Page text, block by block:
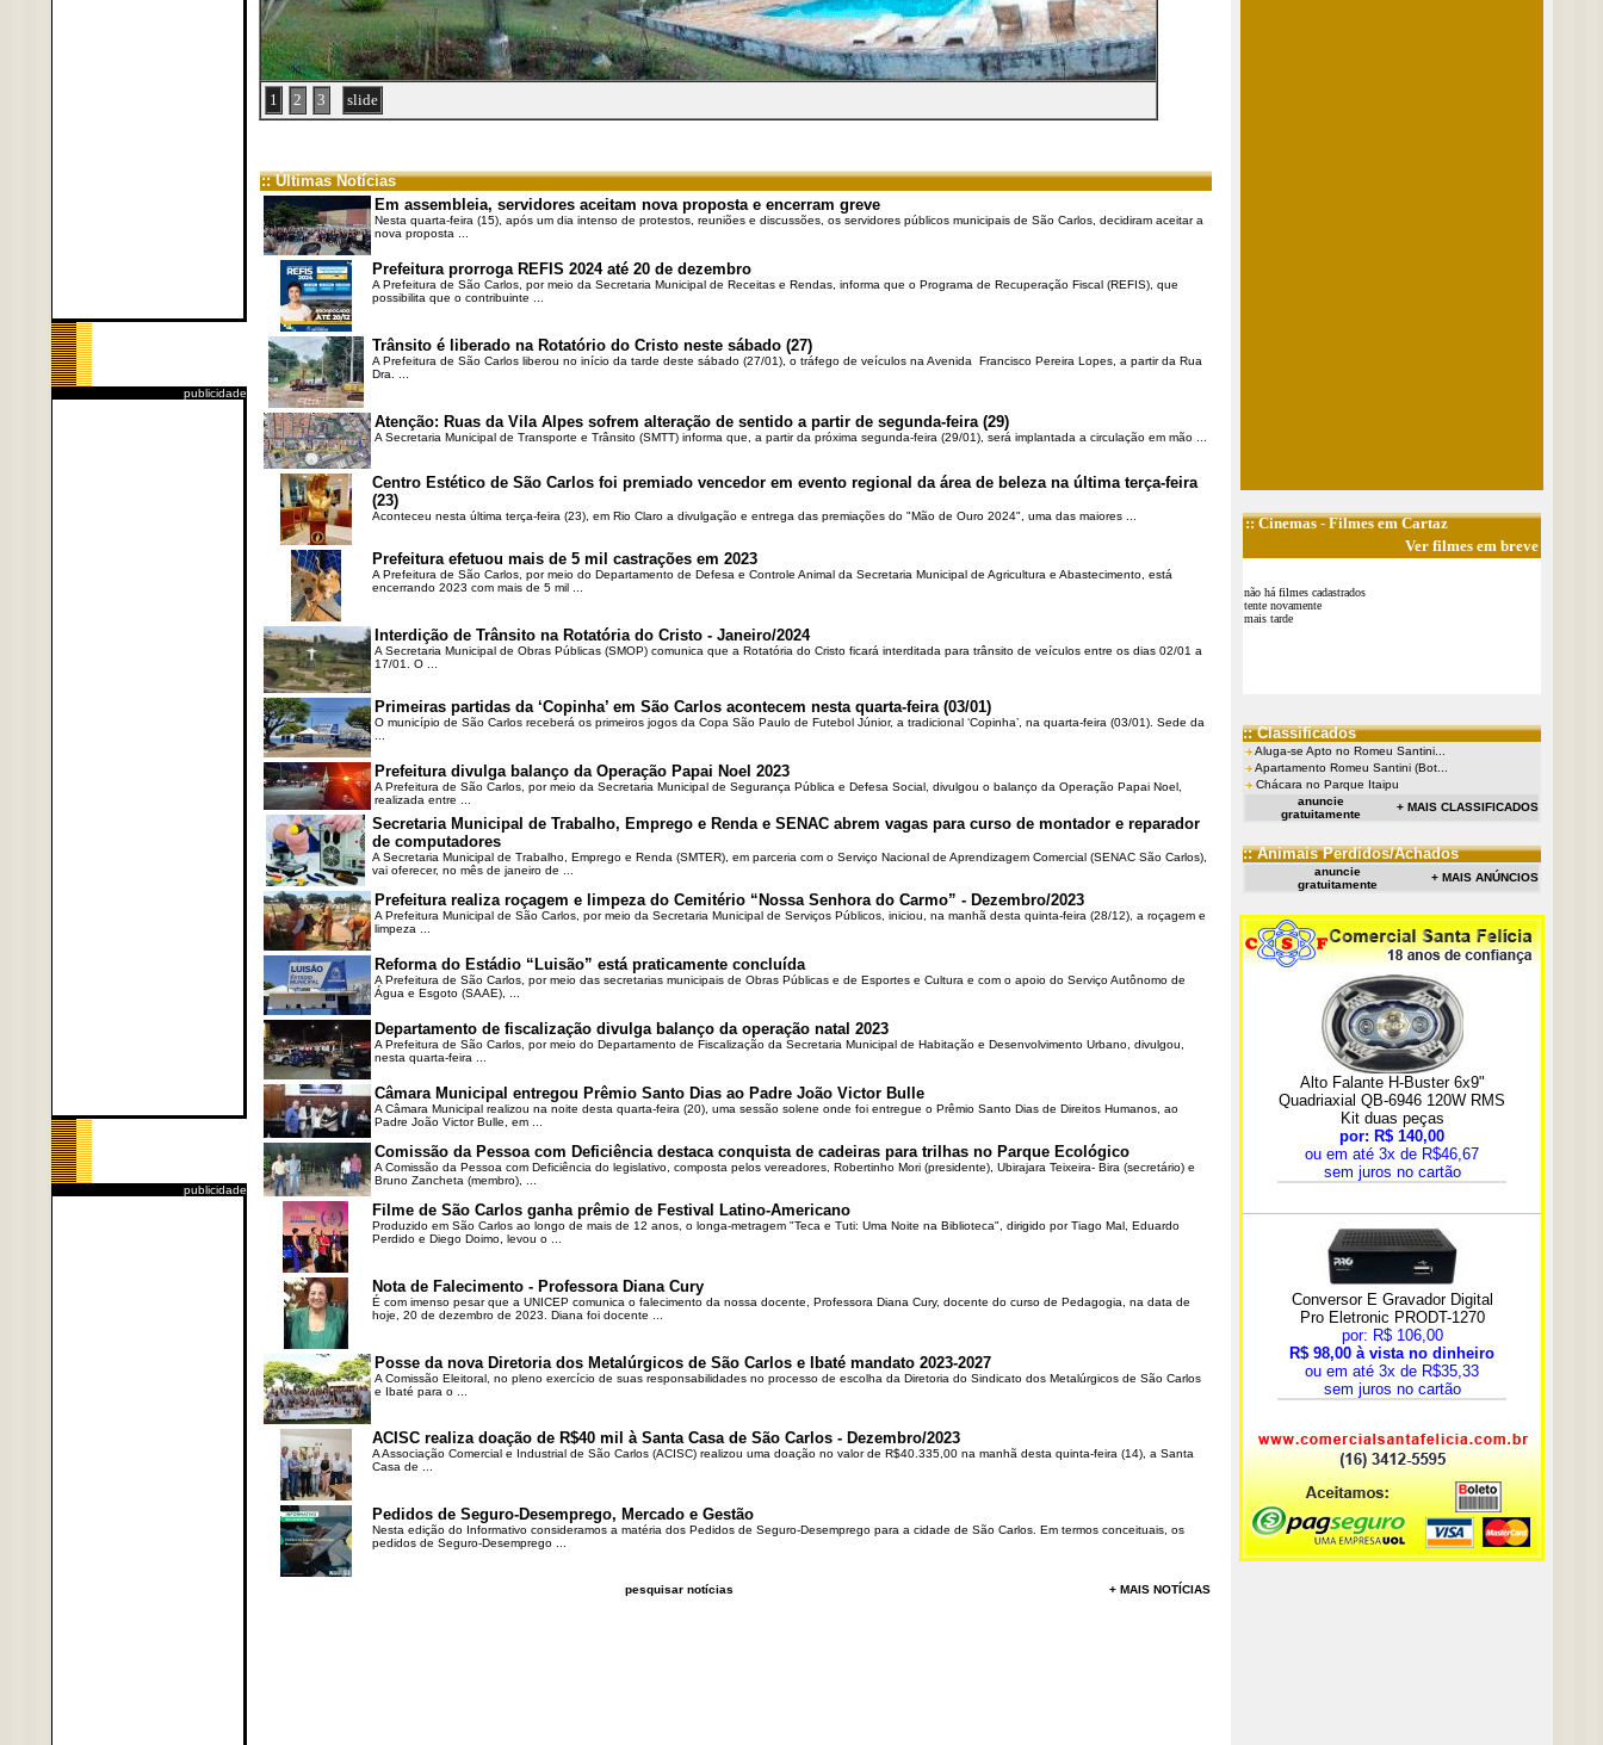
publicidade
publicidade
1 2 3 slide
:: Últimas Notícias
Em assembleia, servidores aceitam nova proposta e encerram greve
Nesta quarta-feira (15), após um dia intenso de protestos, reuniões e discussões, os servidores públicos municipais de São Carlos, decidiram aceitar a
nova proposta ...
Prefeitura prorroga REFIS 2024 até 20 de dezembro
A Prefeitura de São Carlos, por meio da Secretaria Municipal de Receitas e Rendas, informa que o Programa de Recuperação Fiscal (REFIS), que
possibilita que o contribuinte ...
Trânsito é liberado na Rotatório do Cristo neste sábado (27)
A Prefeitura de São Carlos liberou no início da tarde deste sábado (27/01), o tráfego de veículos na Avenida Francisco Pereira Lopes, a partir da Rua
Dra. ...
Atenção: Ruas da Vila Alpes sofrem alteração de sentido a partir de segunda-feira (29)
A Secretaria Municipal de Transporte e Trânsito (SMTT) informa que, a partir da próxima segunda-feira (29/01), será implantada a circulação em mão ...
Centro Estético de São Carlos foi premiado vencedor em evento regional da área de beleza na última terça-feira
(23)
Aconteceu nesta última terça-feira (23), em Rio Claro a divulgação e entrega das premiações do "Mão de Ouro 2024", uma das maiores ...
Prefeitura efetuou mais de 5 mil castrações em 2023
A Prefeitura de São Carlos, por meio do Departamento de Defesa e Controle Animal da Secretaria Municipal de Agricultura e Abastecimento, está
encerrando 2023 com mais de 5 mil ...
Interdição de Trânsito na Rotatória do Cristo - Janeiro/2024
A Secretaria Municipal de Obras Públicas (SMOP) comunica que a Rotatória do Cristo ficará interditada para trânsito de veículos entre os dias 02/01 a
17/01. O ...
Primeiras partidas da ‘Copinha’ em São Carlos acontecem nesta quarta-feira (03/01)
O município de São Carlos receberá os primeiros jogos da Copa São Paulo de Futebol Júnior, a tradicional ‘Copinha’, na quarta-feira (03/01). Sede da
Prefeitura divulga balanço da Operação Papai Noel 2023
A Prefeitura de São Carlos, por meio da Secretaria Municipal de Segurança Pública e Defesa Social, divulgou o balanço da Operação Papai Noel,
realizada entre ...
Secretaria Municipal de Trabalho, Emprego e Renda e SENAC abrem vagas para curso de montador e reparador
de computadores
A Secretaria Municipal de Trabalho, Emprego e Renda (SMTER), em parceria com o Serviço Nacional de Aprendizagem Comercial (SENAC São Carlos),
vai oferecer, no mês de janeiro de ...
Prefeitura realiza roçagem e limpeza do Cemitério “Nossa Senhora do Carmo” - Dezembro/2023
A Prefeitura Municipal de São Carlos, por meio da Secretaria Municipal de Serviços Públicos, iniciou, na manhã desta quinta-feira (28/12), a roçagem e
limpeza ...
Reforma do Estádio “Luisão” está praticamente concluída
A Prefeitura de São Carlos, por meio das secretarias municipais de Obras Públicas e de Esportes e Cultura e com o apoio do Serviço Autônomo de
Água e Esgoto (SAAE), ...
Departamento de fiscalização divulga balanço da operação natal 2023
A Prefeitura de São Carlos, por meio do Departamento de Fiscalização da Secretaria Municipal de Habitação e Desenvolvimento Urbano, divulgou,
nesta quarta-feira ...
Câmara Municipal entregou Prêmio Santo Dias ao Padre João Victor Bulle
A Câmara Municipal realizou na noite desta quarta-feira (20), uma sessão solene onde foi entregue o Prêmio Santo Dias de Direitos Humanos, ao
Padre João Victor Bulle, em ...
Comissão da Pessoa com Deficiência destaca conquista de cadeiras para trilhas no Parque Ecológico
A Comissão da Pessoa com Deficiência do legislativo, composta pelos vereadores, Robertinho Mori (presidente), Ubirajara Teixeira- Bira (secretário) e
Bruno Zancheta (membro), ...
Filme de São Carlos ganha prêmio de Festival Latino-Americano
Produzido em São Carlos ao longo de mais de 12 anos, o longa-metragem "Teca e Tuti: Uma Noite na Biblioteca", dirigido por Tiago Mal, Eduardo
Perdido e Diego Doimo, levou o ...
Nota de Falecimento - Professora Diana Cury
É com imenso pesar que a UNICEP comunica o falecimento da nossa docente, Professora Diana Cury, docente do curso de Pedagogia, na data de
hoje, 20 de dezembro de 2023. Diana foi docente ...
Posse da nova Diretoria dos Metalúrgicos de São Carlos e Ibaté mandato 2023-2027
A Comissão Eleitoral, no pleno exercício de suas responsabilidades no processo de escolha da Diretoria do Sindicato dos Metalúrgicos de São Carlos
e Ibaté para o ...
ACISC realiza doação de R$40 mil à Santa Casa de São Carlos - Dezembro/2023
A Associação Comercial e Industrial de São Carlos (ACISC) realizou uma doação no valor de R$40.335,00 na manhã desta quinta-feira (14), a Santa
Casa de ...
Pedidos de Seguro-Desemprego, Mercado e Gestão
Nesta edição do Informativo consideramos a matéria dos Pedidos de Seguro-Desemprego para a cidade de São Carlos. Em termos conceituais, os
pedidos de Seguro-Desemprego ...
pesquisar notícias + MAIS NOTÍCIAS
::Cinemas- Filmes em Cartaz
Ver filmes em breve
não há filmes cadastrados
tente novamente
mais tarde
:: Classificados
Aluga-se Apto no Romeu Santini...
Apartamento Romeu Santini (Bot...
Chácara no Parque Itaipu
anuncie
gratuitamente
+ MAIS CLASSIFICADOS
:: Animais Perdidos/Achados
anuncie
gratuitamente
+ MAIS ANÚNCIOS